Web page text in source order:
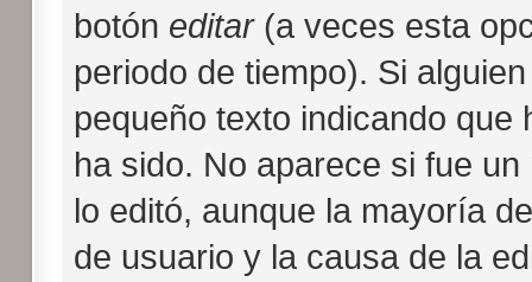
botón editar(a veces esta
periodo de tiempo). Si
pequeño texto indicando
ha sido. No aparece si fue
lo editó, aunque la mayoría
de usuario y la causa de la